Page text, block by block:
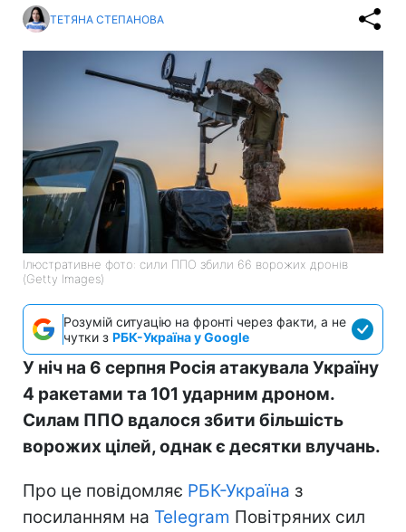
ТЕТЯНА СТЕПАНОВА
Ілюстративне фото: сили ППО збили 66 ворожих дронів
(Getty Images)
Розумій ситуацію на фронті через факти, а не
чутки з РБК-Україна у Google
У ніч на 6 серпня Росія атакувала Україну
4 ракетами та 101 ударним дроном.
Силам ППО вдалося збити більшість
ворожих цілей, однак є десятки влучань.
Про це повідомляє РБК-Україна з
посиланням на Telegram Повітряних сил